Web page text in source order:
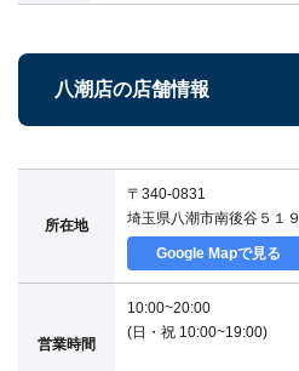
八潮店の店舗情報
所在地
〒340-0831
埼玉県八潮市南後谷５１９
Google Mapで見る
営業時間
10:00~20:00
(日・祝 10:00~19:00)